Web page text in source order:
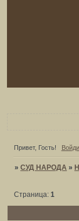
Привет, Гость!
»СУД НАРОДА »
Страница:1